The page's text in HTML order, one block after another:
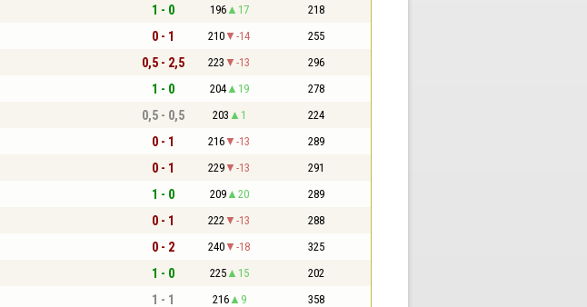
1 - 0 196 17 218
0 - 1 210 -14 255
0,5 - 2,5 223 -13 296
1 - 0 204 19 278
0,5 - 0,5 203 1 224
0 - 1 216 -13 289
0 - 1 229 -13 291
1 - 0 209 20 289
0 - 1 222 -13 288
0 - 2 240 -18 325
1 - 0 225 15 202
1 - 1 216 9 358